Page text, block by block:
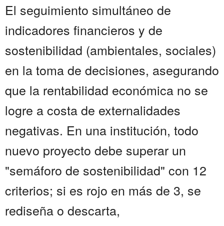
El seguimiento simultáneo de
indicadores financieros y de
sostenibilidad (ambientales, sociales)
en la toma de decisiones, asegurando
que la rentabilidad económica no se
logre a costa de externalidades
negativas. En una institución, todo
nuevo proyecto debe superar un
"semáforo de sostenibilidad" con 12
criterios; si es rojo en más de 3, se
rediseña o descarta,